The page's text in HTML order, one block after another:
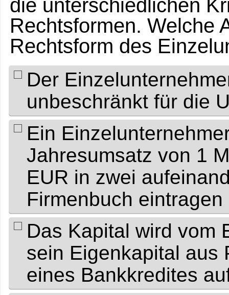
die unterschiedlichen
Rechtsformen. Welche
Rechtsform des
Der
unbeschränkt für die
Ein
Jahresumsatz von 1
EUR in zwei
Firmenbuch
Das Kapital wird vom
sein Eigenkapital aus
eines Bankkredites